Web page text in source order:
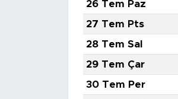
26 Tem Paz
27 Tem Pts
28 Tem Sal
29 Tem Çar
30 Tem Per
KÜLTÜR SANAT